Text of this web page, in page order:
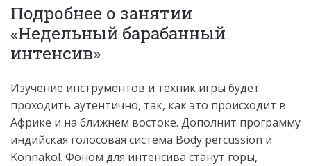
Подробнее о занятии
«Недельный барабанный
интенсив»
Изучение инструментов и техник игры будет
проходить аутентично, так, как это происходит в
Африке и на ближнем востоке. Дополнит программу
индийская голосовая система Body percussion и
Konnakol. Фоном для интенсива станут горы,